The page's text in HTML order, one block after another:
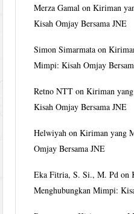
Merza Gamal onKiriman
Kisah Omjay Bersama JNE
Simon Simarmata on
Mimpi: Kisah Omjay
Retno NTT onKiriman
Kisah Omjay Bersama JNE
Helwiyah onKiriman yang
Omjay Bersama JNE
Eka Fitria, S. Si., M. Pd on
Menghubungkan Mimpi: